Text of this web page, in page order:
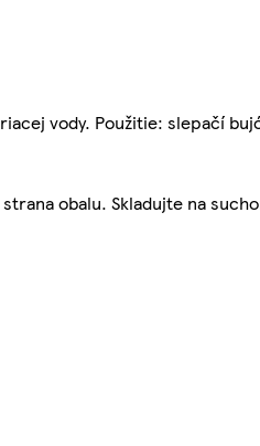
vody. Použitie: slepačí
obalu. Skladujte na